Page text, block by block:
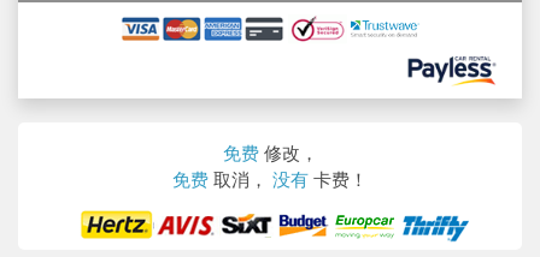
免费 修改，
免费 取消， 没有 卡费！